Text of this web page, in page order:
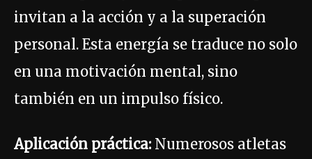
invitan a la acción y a la superación
personal. Esta energía se traduce no solo
en una motivación mental, sino
también en un impulso físico.
Aplicación práctica: Numerosos atletas